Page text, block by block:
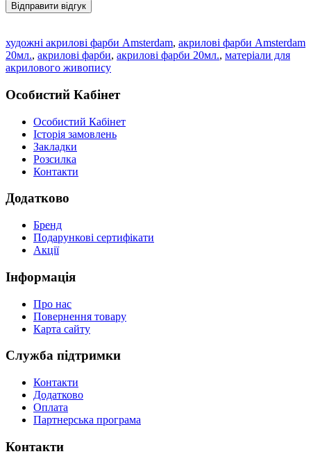
Відправити відгук
художні акрилові фарби Amsterdam, акрилові фарби Amsterdam
20мл., акрилові фарби, акрилові фарби 20мл., матеріали для
акрилового живопису
Особистий Кабінет
Особистий Кабінет
Історія замовлень
Закладки
Розсилка
Контакти
Додатково
Бренд
Подарункові сертифікати
Акції
Інформація
Про нас
Повернення товару
Карта сайту
Служба підтримки
Контакти
Додатково
Оплата
Партнерська програма
Контакти